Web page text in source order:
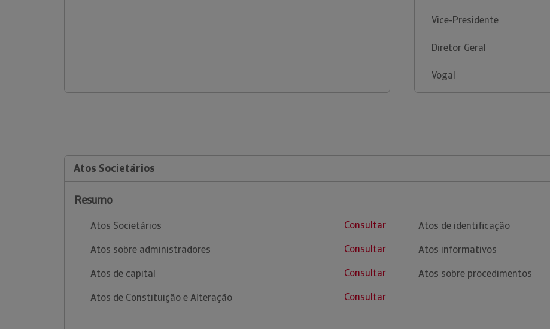
Vice-Presidente
Diretor Geral
Vogal
Atos Societários
Resumo
Atos Societários
Consultar
Atos sobre administradores
Consultar
Atos de capital
Consultar
Atos de Constituição e Alteração
Consultar
Atos de identificação
Atos informativos
Atos sobre procedimentos